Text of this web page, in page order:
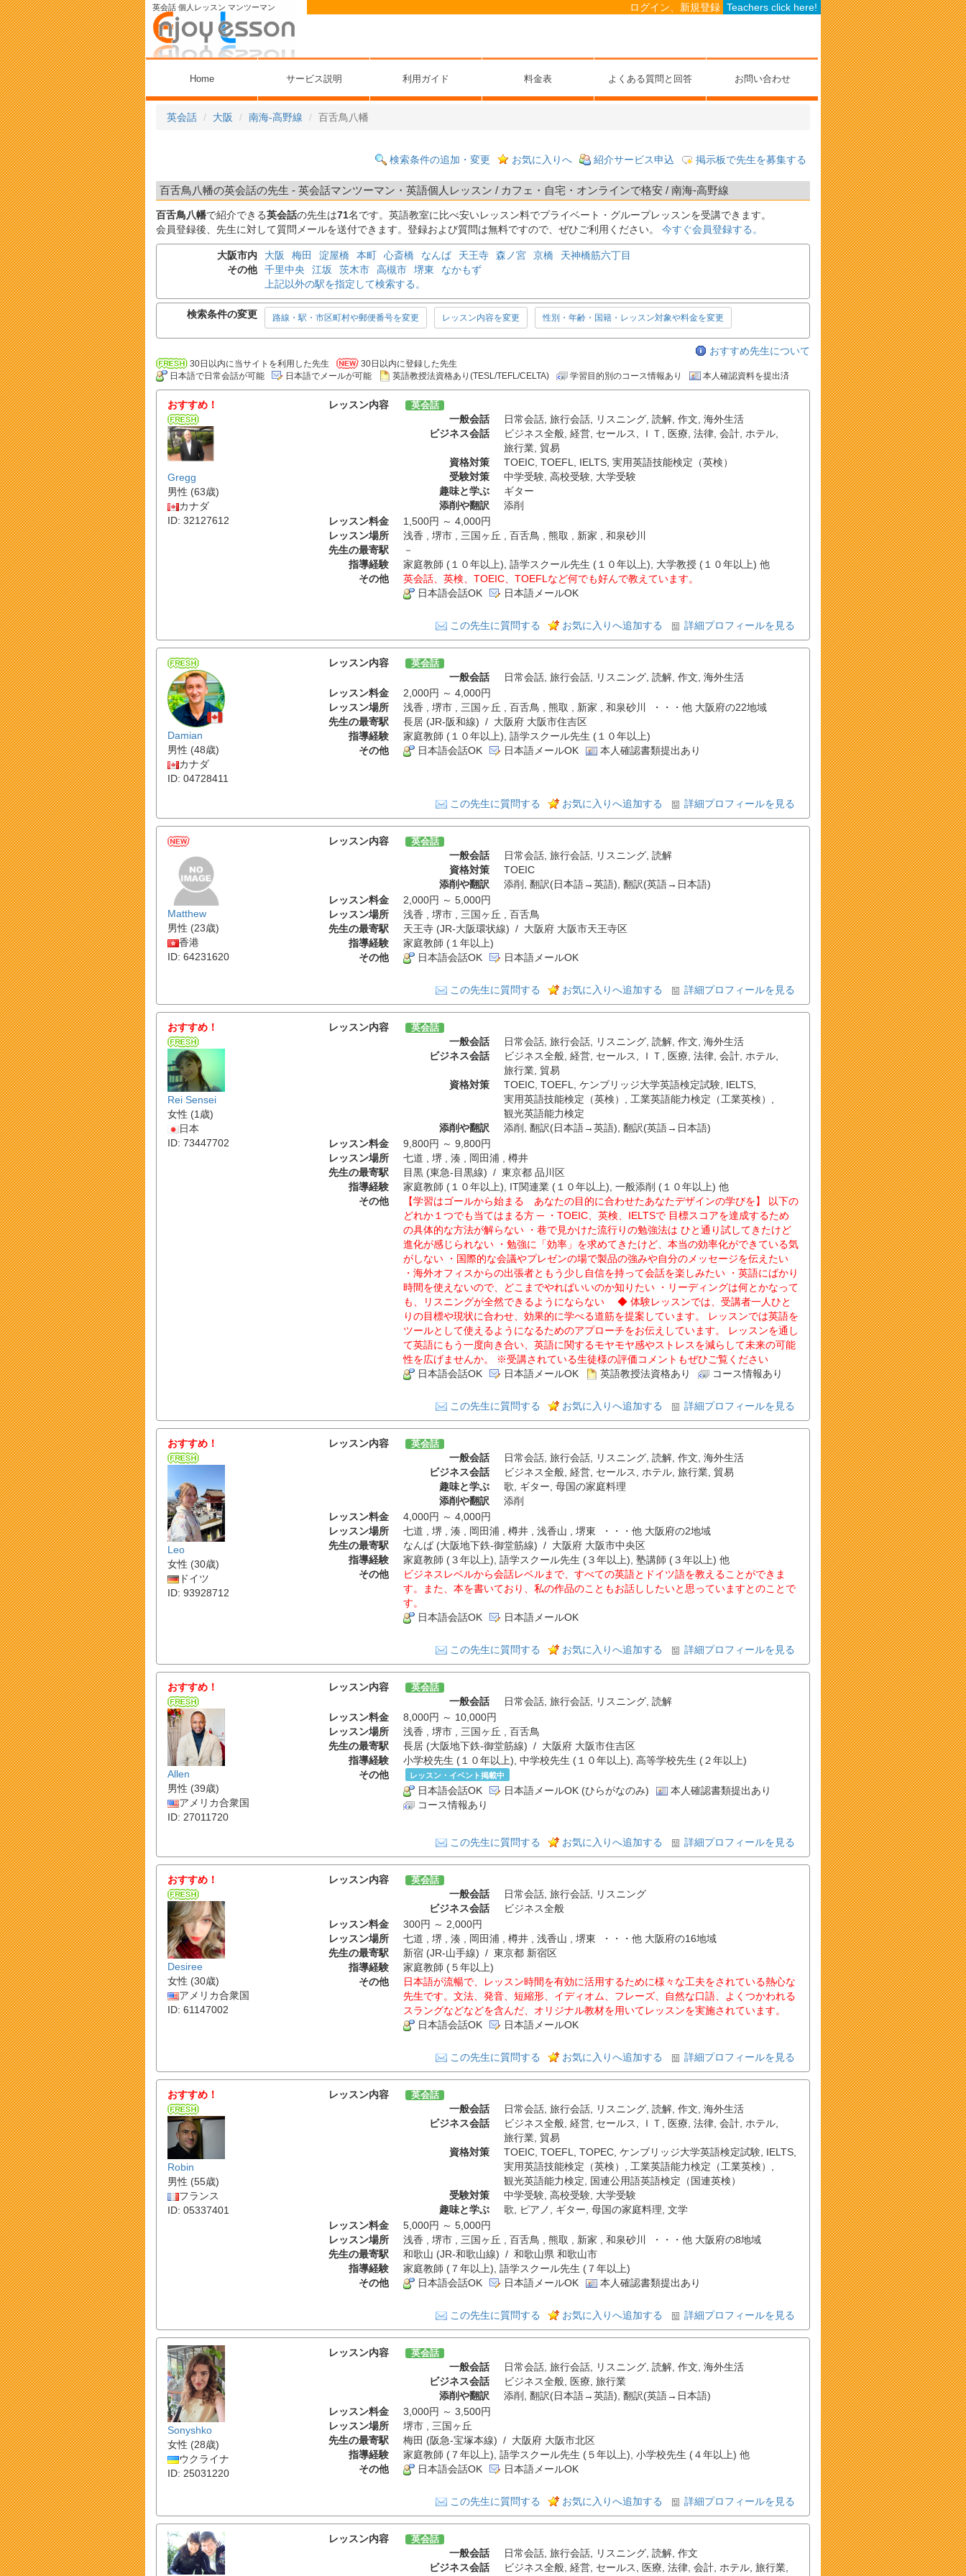
英会話 個人レッスン マンツーマン ログイン、新規登録 Teachers click here!
Home サービス説明 利用ガイド 料金表 よくある質問と回答 お問い合わせ
英会話 大阪 南海-高野線 百舌鳥八幡
検索条件の追加・変更 お気に入りへ 紹介サービス申込 掲示板で先生を募集する
百舌鳥八幡の英会話の先生 - 英会話マンツーマン・英語個人レッスン / カフェ・自宅・オンラインで格安 / 南海-高野線
百舌鳥八幡で紹介できる英会話の先生は71名です。英語教室に比べ安いレッスン料でプライベート・グループレッスンを受講できます。
会員登録後、先生に対して質問メールを送付できます。登録および質問は無料ですので、ぜひご利用ください。 今すぐ会員登録する。
大阪市内 大阪 梅田 淀屋橋 本町 心斎橋 なんば 天王寺 森ノ宮 京橋
天神橋筋六丁目
その他
千里中央 江坂 茨木市 高槻市 堺東
なかもず
上記以外の駅を指定して検索する。
検索条件の変更 路線・駅・市区町村や郵便番号を変更 レッスン内容を変更 性別・年齢・国籍・レッスン対象や料金を変更
おすすめ先生について
30日以内に当サイトを利用した先生
30日以内に登録した先生
日本語で日常会話が可能
日本語でメールが可能 英語教授法資格あり(TESL/TEFL/CELTA) 学習目的別のコース情報あり 本人確認資料を提出済
おすすめ！
Gregg
男性 (63歳)
カナダ
ID: 32127612
レッスン内容 英会話
一般会話 日常会話, 旅行会話, リスニング, 読解, 作文 海外生活
ビジネス会話
ビジネス全般, 経営, セールス ＩＴ 医療 法律, 会計, ホテル,
旅行業, 貿易
資格対策
TOEIC, TOEFL IELTS, 実用英語技能検定（英検）
受験対策
中学受験, 高校受験, 大学受験
趣味と学ぶ
ギター
添削や翻訳
添削
レッスン料金
1,500円 ～ 4,000円
レッスン場所
浅香 , 堺市 , 三国ヶ丘 , 百舌鳥 , 熊取 , 新家 , 和泉砂川
先生の最寄駅
－
指導経験
家庭教師 (１０年以上), 語学スクール先生 (１０年以上), 大学教授 (１０年以上) 他
その他
英会話、英検、TOEIC、TOEFLなど何でも好んで教えています。
日本語会話OK
日本語メールOK
この先生に質問する お気に入りへ追加する 詳細プロフィールを見る
Damian
男性 (48歳)
カナダ
ID: 04728411
レッスン内容 英会話
一般会話 日常会話, 旅行会話, リスニング, 読解, 作文 海外生活
レッスン料金
2,000円 ～ 4,000円
レッスン場所
浅香 , 堺市 , 三国ヶ丘 , 百舌鳥 , 熊取 , 新家 , 和泉砂川 ・・・他 大阪府の22地域
先生の最寄駅
長居 (JR-阪和線) / 大阪府 大阪市住吉区
指導経験
家庭教師 (１０年以上), 語学スクール先生 (１０年以上)
その他
日本語会話OK 日本語メールOK 本人確認書類提出あり
この先生に質問する お気に入りへ追加する 詳細プロフィールを見る
Matthew
男性 (23歳)
香港
ID: 64231620
レッスン内容 英会話
一般会話 日常会話, 旅行会話, リスニング, 読解
資格対策
TOEIC
添削や翻訳
添削 翻訳(日本語→英語) 翻訳(英語→日本語)
レッスン料金
2,000円 ～ 5,000円
レッスン場所
浅香 , 堺市 , 三国ヶ丘 , 百舌鳥
先生の最寄駅
天王寺 (JR-大阪環状線) / 大阪府 大阪市天王寺区
指導経験
家庭教師 (１年以上)
その他
日本語会話OK 日本語メールOK
この先生に質問する お気に入りへ追加する 詳細プロフィールを見る
おすすめ！
Rei Sensei
女性 (1歳)
日本
ID: 73447702
レッスン内容 英会話
一般会話 日常会話, 旅行会話, リスニング, 読解, 作文 海外生活
ビジネス会話
ビジネス全般, 経営, セールス ＩＴ 医療 法律, 会計, ホテル,
旅行業, 貿易
資格対策
TOEIC, TOEFL ケンブリッジ大学英語検定試験, IELTS,
実用英語技能検定（英検）
工業英語能力検定（工業英検）
観光英語能力検定
添削や翻訳
添削 翻訳(日本語→英語) 翻訳(英語→日本語)
レッスン料金
9,800円 ～ 9,800円
レッスン場所
七道 , 堺 , 湊 , 岡田浦 , 樽井
先生の最寄駅
目黒 (東急-目黒線) / 東京都 品川区
指導経験
家庭教師 (１０年以上), IT関連業 (１０年以上), 一般添削 (１０年以上) 他
その他
【学習はゴールから始まる あなたの目的に合わせたあなたデザインの学びを】 以下の
どれか１つでも当てはまる方 ─ ・TOEIC、英検、IELTSで 目標スコアを達成するため
の具体的な方法が解らない ・巷で見かけた流行りの勉強法は ひと通り試してきたけど
進化が感じられない ・勉強に「効率」を求めてきたけど、本当の効率化ができている気
がしない ・国際的な会議やプレゼンの場で製品の強みや自分のメッセージを伝えたい
・海外オフィスからの出張者ともう少し自信を持って会話を楽しみたい ・英語にばかり
時間を使えないので、どこまでやればいいのか知りたい ・リーディングは何とかなって
も、リスニングが全然できるようにならない ◆ 体験レッスンでは、受講者一人ひと
りの目標や現状に合わせ、効果的に学べる道筋を提案しています。 レッスンでは英語を
ツールとして使えるようになるためのアプローチをお伝えしています。 レッスンを通し
て英語にもう一度向き合い、英語に関するモヤモヤ感やストレスを減らして未来の可能
性を広げませんか。 ※受講されている生徒様の評価コメントもぜひご覧ください
日本語会話OK
日本語メールOK 英語教授法資格あり コース情報あり
この先生に質問する お気に入りへ追加する 詳細プロフィールを見る
おすすめ！
Leo
女性 (30歳)
ドイツ
ID: 93928712
レッスン内容 英会話
一般会話 日常会話, 旅行会話, リスニング, 読解, 作文 海外生活
ビジネス会話
ビジネス全般, 経営, セールス ホテル, 旅行業, 貿易
趣味と学ぶ
歌 ギター 母国の家庭料理
添削や翻訳
添削
レッスン料金
4,000円 ～ 4,000円
レッスン場所
七道 , 堺 , 湊 , 岡田浦 , 樽井 , 浅香山 , 堺東 ・・・他 大阪府の2地域
先生の最寄駅
なんば (大阪地下鉄-御堂筋線) / 大阪府 大阪市中央区
指導経験
家庭教師 (３年以上), 語学スクール先生 (３年以上), 塾講師 (３年以上) 他
その他
ビジネスレベルから会話レベルまで、すべての英語とドイツ語を教えることができま
す。また、本を書いており、私の作品のこともお話ししたいと思っていますとのことで
す。
日本語会話OK
日本語メールOK
この先生に質問する お気に入りへ追加する 詳細プロフィールを見る
おすすめ！
Allen
男性 (39歳)
アメリカ合衆国
ID: 27011720
レッスン内容 英会話
一般会話 日常会話, 旅行会話, リスニング, 読解
レッスン料金
8,000円 ～ 10,000円
レッスン場所
浅香 , 堺市 , 三国ヶ丘 , 百舌鳥
先生の最寄駅
長居 (大阪地下鉄-御堂筋線) / 大阪府 大阪市住吉区
指導経験
小学校先生 (１０年以上), 中学校先生 (１０年以上), 高等学校先生 (２年以上)
その他
レッスン・イベント掲載中
日本語会話OK 日本語メールOK (ひらがなのみ)
本人確認書類提出あり
コース情報あり
この先生に質問する お気に入りへ追加する 詳細プロフィールを見る
おすすめ！
Desiree
女性 (30歳)
アメリカ合衆国
ID: 61147002
レッスン内容 英会話
一般会話 日常会話, 旅行会話,
リスニング
ビジネス会話
ビジネス全般
レッスン料金
300円 ～ 2,000円
レッスン場所
七道 , 堺 , 湊 , 岡田浦 , 樽井 , 浅香山 , 堺東 ・・・他 大阪府の16地域
先生の最寄駅
新宿 (JR-山手線) / 東京都 新宿区
指導経験
家庭教師 (５年以上)
その他
日本語が流暢で、レッスン時間を有効に活用するために様々な工夫をされている熱心な
先生です。文法、発音、短縮形、イディオム、フレーズ、自然な口語、よくつかわれる
スラングなどなどを含んだ、オリジナル教材を用いてレッスンを実施されています。
日本語会話OK
日本語メールOK
この先生に質問する お気に入りへ追加する 詳細プロフィールを見る
おすすめ！
Robin
男性 (55歳)
フランス
ID: 05337401
レッスン内容 英会話
一般会話 日常会話, 旅行会話, リスニング, 読解, 作文 海外生活
ビジネス会話
ビジネス全般, 経営, セールス ＩＴ 医療 法律, 会計, ホテル,
旅行業, 貿易
資格対策
TOEIC, TOEFL TOPEC, ケンブリッジ大学英語検定試験, IELTS,
実用英語技能検定（英検）
工業英語能力検定（工業英検）
観光英語能力検定
国連公用語英語検定（国連英検）
受験対策
中学受験, 高校受験, 大学受験
趣味と学ぶ
歌 ピアノ ギター 母国の家庭料理 文学
レッスン料金
5,000円 ～ 5,000円
レッスン場所
浅香 , 堺市 , 三国ヶ丘 , 百舌鳥 , 熊取 , 新家 , 和泉砂川 ・・・他 大阪府の8地域
先生の最寄駅
和歌山 (JR-和歌山線) / 和歌山県 和歌山市
指導経験
家庭教師 (７年以上), 語学スクール先生 (７年以上)
その他
日本語会話OK 日本語メールOK 本人確認書類提出あり
この先生に質問する お気に入りへ追加する 詳細プロフィールを見る
Sonyshko
女性 (28歳)
ウクライナ
ID: 25031220
レッスン内容 英会話
一般会話 日常会話, 旅行会話, リスニング, 読解, 作文 海外生活
ビジネス会話
ビジネス全般, 医療 旅行業
添削や翻訳
添削 翻訳(日本語→英語) 翻訳(英語→日本語)
レッスン料金
3,000円 ～ 3,500円
レッスン場所
堺市 , 三国ヶ丘
先生の最寄駅
梅田 (阪急-宝塚本線) / 大阪府 大阪市北区
指導経験
家庭教師 (７年以上), 語学スクール先生 (５年以上), 小学校先生 (４年以上) 他
その他
日本語会話OK 日本語メールOK
この先生に質問する お気に入りへ追加する 詳細プロフィールを見る
レッスン内容 英会話
一般会話 日常会話, 旅行会話, リスニング, 読解, 作文
ビジネス会話
ビジネス全般, 経営, セールス 医療 法律, 会計, ホテル, 旅行業,